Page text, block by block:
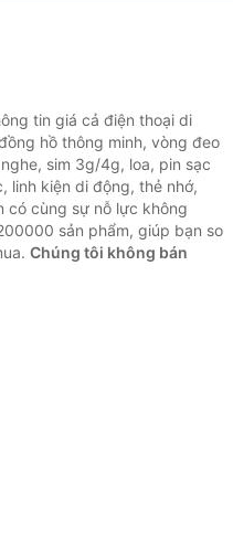
tin giá cả điện thoại di
hồ thông minh, vòng đeo
sim 3g/4g, loa, pin sạc
linh kiện di động, thẻ nhớ,
có cùng sự nỗ lực không
sản phẩm, giúp bạn so
Chúng tôi không bán